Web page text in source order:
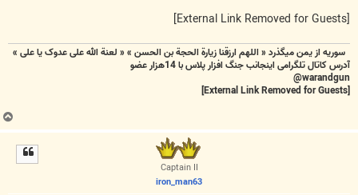
سوریه از یمن میگذرد « اللهم ارزقنا زيارة الحجة بن الحسن » « لعنة الله علی عدوک یا علی »
آدرس کاتال تلگرامی اینجانب جنگ افزار پلاس با 14هزار عضو
warandgun@
ب
ا
Captain II
iron_man63